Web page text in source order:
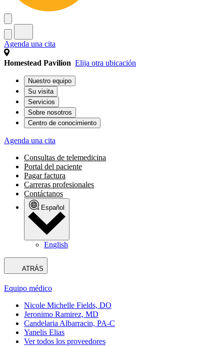
Agenda una cita
Homestead Pavilion Elija otra ubicación
Nuestro equipo
Su visita
Servicios
Sobre nosotros
Centro de conocimiento
Agenda una cita
Consultas de telemedicina
Portal del paciente
Pagar factura
Carreras profesionales
Contáctanos
Español
English
ATRÁS
Equipo médico
Nicole Michelle Fields, DO
Jeronimo Ramirez, MD
Candelaria Albarracin, PA-C
Yanelis Elias
Ver todos los proveedores